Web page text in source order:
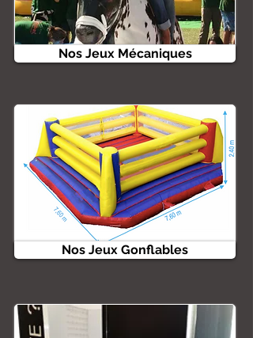
Nos Jeux Mécaniques
Nos Jeux Gonflables